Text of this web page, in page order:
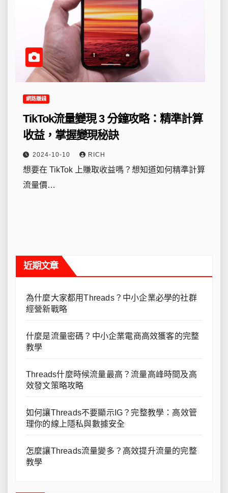
網路賺錢
TikTok流量變現 3 分鐘攻略：精準計算
收益，掌握變現秘訣
2024-10-10 RICH
想要在 TikTok 上賺取收益嗎？想知道如何精準計算
流量價…
近期文章
為什麼大家都用Threads？中小企業必學的社群
經營新戰略
什麼是流量密碼？中小企業電商高效獲客的完整
教學
Threads什麼時候流量最高？流量高峰時間及高
效發文策略攻略
如何讓Threads不要顯示IG？完整教學：高效管
理你的線上隱私與數據安全
怎麼讓Threads流量變多？高效提升流量的完整
教學